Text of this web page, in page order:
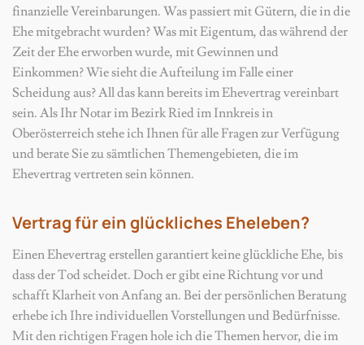
finanzielle Vereinbarungen. Was passiert mit Gütern, die in die
Ehe mitgebracht wurden? Was mit Eigentum, das während der
Zeit der Ehe erworben wurde, mit Gewinnen und
Einkommen? Wie sieht die Aufteilung im Falle einer
Scheidung aus? All das kann bereits im Ehevertrag vereinbart
sein. Als Ihr Notar im Bezirk Ried im Innkreis in
Oberösterreich stehe ich Ihnen für alle Fragen zur Verfügung
und berate Sie zu sämtlichen Themengebieten, die im
Ehevertrag vertreten sein können.
Vertrag für ein glückliches Eheleben?
Einen Ehevertrag erstellen garantiert keine glückliche Ehe, bis
dass der Tod scheidet. Doch er gibt eine Richtung vor und
schafft Klarheit von Anfang an. Bei der persönlichen Beratung
erhebe ich Ihre individuellen Vorstellungen und Bedürfnisse.
Mit den richtigen Fragen hole ich die Themen hervor, die im